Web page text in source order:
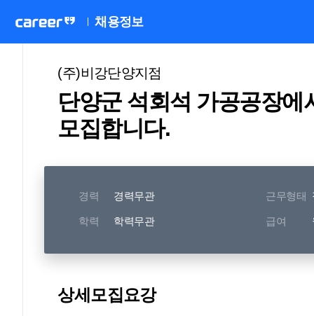
채용정보
(주)비강단양지점
단양군 석회석 가공공장
모집합니다.
경력 경력무관 근무형태
학력 학력무관 급여
상세모집요강